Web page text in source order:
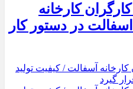
کارخانه
در دستور کار